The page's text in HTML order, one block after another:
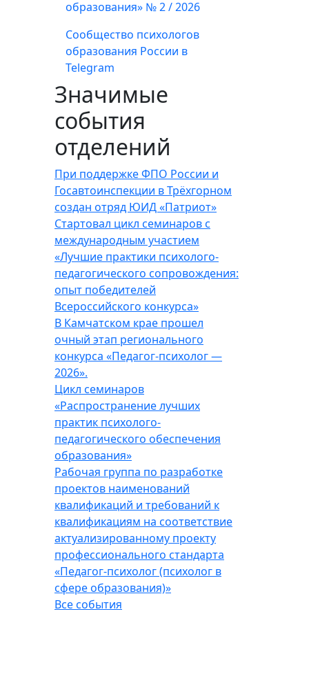
образования» № 2 / 2026
Сообщество психологов
образования России в
Telegram
Значимые
события
отделений
При поддержке ФПО России и
Госавтоинспекции в Трёхгорном
создан отряд ЮИД «Патриот»
Стартовал цикл семинаров с
международным участием
«Лучшие практики психолого-
педагогического сопровождения:
опыт победителей
Всероссийского конкурса»
В Камчатском крае прошел
очный этап регионального
конкурса «Педагог-психолог —
2026».
Цикл семинаров
«Распространение лучших
практик психолого-
педагогического обеспечения
образования»
Рабочая группа по разработке
проектов наименований
квалификаций и требований к
квалификациям на соответствие
актуализированному проекту
профессионального стандарта
«Педагог-психолог (психолог в
сфере образования)»
Все события